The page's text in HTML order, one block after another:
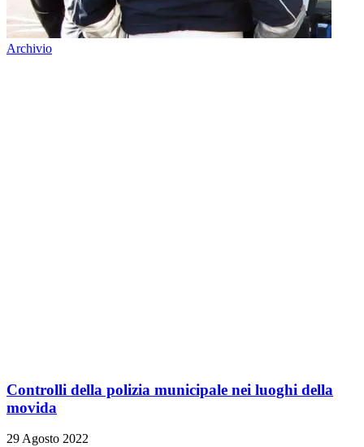
Archivio
Controlli della polizia municipale nei luoghi della
movida
29 Agosto 2022